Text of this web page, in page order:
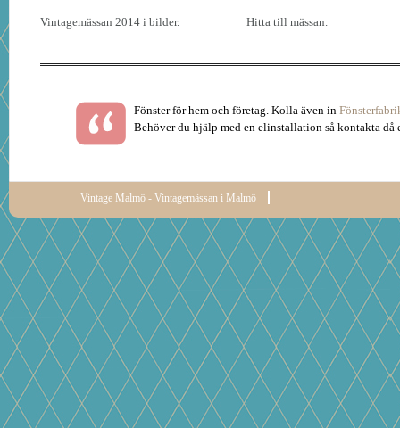
Vintagemässan 2014 i bilder. Hitta till mässan.
Fönster för hem och företag. Kolla även in
Behöver du hjälp med en elinstallation så kontakta då
Vintage Malmö - Vintagemässan i Malmö